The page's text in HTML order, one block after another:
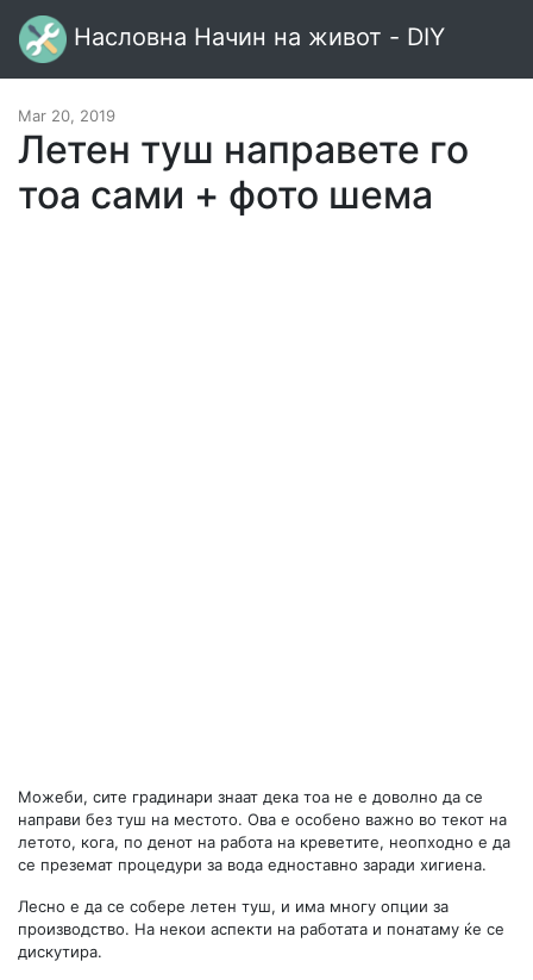
Насловна Начин на живот - DIY
Mar 20, 2019
Летен туш направете го
тоа сами + фото шема
Можеби, сите градинари знаат дека тоа не е доволно да се
направи без туш на местото. Ова е особено важно во текот на
летото, кога, по денот на работа на креветите, неопходно е да
се преземат процедури за вода едноставно заради хигиена.
Лесно е да се собере летен туш, и има многу опции за
производство. На некои аспекти на работата и понатаму ќе се
дискутира.